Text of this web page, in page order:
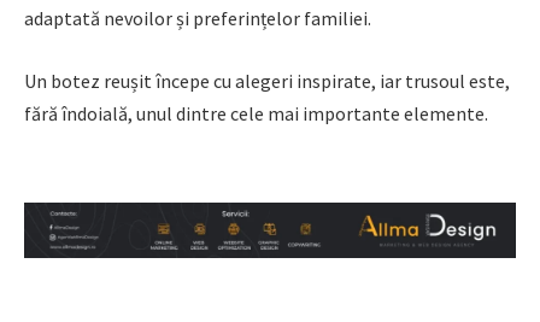
adaptată nevoilor și preferințelor familiei.
Un botez reușit începe cu alegeri inspirate, iar trusoul este,
fără îndoială, unul dintre cele mai importante elemente.